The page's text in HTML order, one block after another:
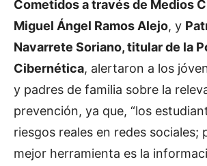
Cometidos a través de Medios
Miguel Ángel Ramos Alejo, y
Navarrete Soriano, titular de la
Cibernética, alertaron a los
y padres de familia sobre la
prevención, ya que, “los
riesgos reales en redes sociales;
mejor herramienta es la